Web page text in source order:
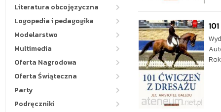
Literatura obcojęzyczna
Logopedia i pedagogika
Modelarstwo
Multimedia
Oferta Nagrodowa
Oferta Świąteczna
Party
Podręczniki